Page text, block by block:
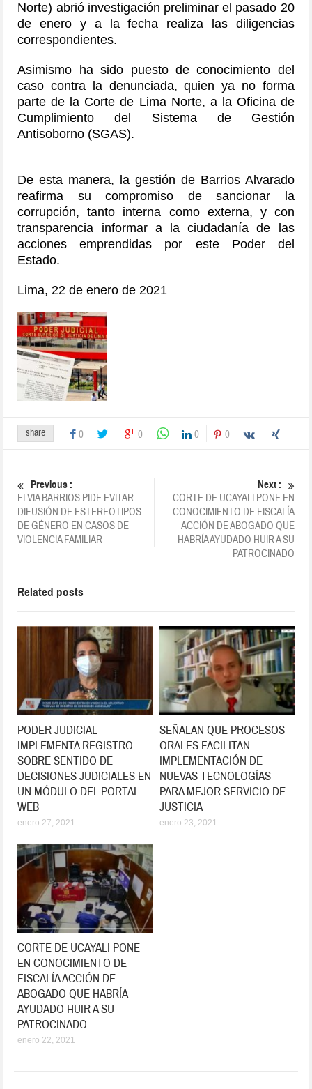
Norte) abrió investigación preliminar el pasado 20
de enero y a la fecha realiza las diligencias
correspondientes.
Asimismo ha sido puesto de conocimiento del
caso contra la denunciada, quien ya no forma
parte de la Corte de Lima Norte, a la Oficina de
Cumplimiento del Sistema de Gestión
Antisoborno (SGAS).
De esta manera, la gestión de Barrios Alvarado
reafirma su compromiso de sancionar la
corrupción, tanto interna como externa, y con
transparencia informar a la ciudadanía de las
acciones emprendidas por este Poder del
Estado.
Lima, 22 de enero de 2021
share 0 0 0 0
Previous :
ELVIA BARRIOS PIDE EVITAR
DIFUSIÓN DE ESTEREOTIPOS
DE GÉNERO EN CASOS DE
VIOLENCIA FAMILIAR
Next :
CORTE DE UCAYALI PONE EN
CONOCIMIENTO DE FISCALÍA
ACCIÓN DE ABOGADO QUE
HABRÍA AYUDADO HUIR A SU
PATROCINADO
Related posts
PODER JUDICIAL
IMPLEMENTA REGISTRO
SOBRE SENTIDO DE
DECISIONES JUDICIALES EN
UN MÓDULO DEL PORTAL
WEB
enero 27, 2021
SEÑALAN QUE PROCESOS
ORALES FACILITAN
IMPLEMENTACIÓN DE
NUEVAS TECNOLOGÍAS
PARA MEJOR SERVICIO DE
JUSTICIA
enero 23, 2021
CORTE DE UCAYALI PONE
EN CONOCIMIENTO DE
FISCALÍA ACCIÓN DE
ABOGADO QUE HABRÍA
AYUDADO HUIR A SU
PATROCINADO
enero 22, 2021